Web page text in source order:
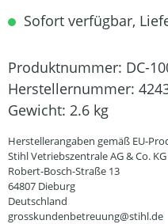
Sofort verfügbar,
Produktnummer: DC-
Herstellernummer:
Gewicht: 2.6 kg
Herstellerangaben gemäß EU-
Stihl Vetriebszentrale AG & Co. KG
Robert-Bosch-Straße 13
64807 Dieburg
Deutschland
grosskundenbetreuung@stihl.de